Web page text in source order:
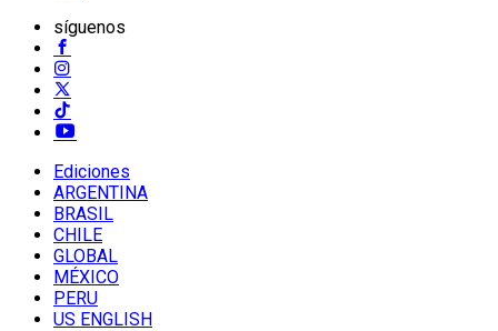
síguenos
Ediciones
ARGENTINA
BRASIL
CHILE
GLOBAL
MÉXICO
PERU
US ENGLISH